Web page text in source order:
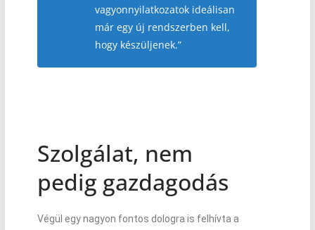
vagyonnyilatkozatok ideálisan
már egy új rendszerben kell,
hogy készüljenek.”
Szolgálat, nem
pedig gazdagodás
Végül egy nagyon fontos dologra is felhívta a